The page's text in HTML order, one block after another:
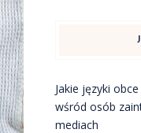
Jakie języki
wśród osób
mediach